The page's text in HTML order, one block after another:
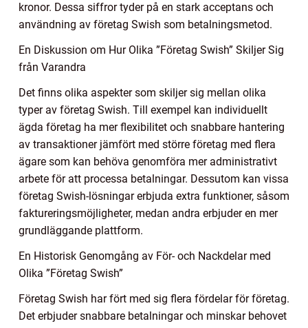
kronor. Dessa siffror tyder på en stark acceptans och
användning av företag Swish som betalningsmetod.
En Diskussion om Hur Olika ”Företag Swish” Skiljer Sig
från Varandra
Det finns olika aspekter som skiljer sig mellan olika
typer av företag Swish. Till exempel kan individuellt
ägda företag ha mer flexibilitet och snabbare hantering
av transaktioner jämfört med större företag med flera
ägare som kan behöva genomföra mer administrativt
arbete för att processa betalningar. Dessutom kan vissa
företag Swish-lösningar erbjuda extra funktioner, såsom
faktureringsmöjligheter, medan andra erbjuder en mer
grundläggande plattform.
En Historisk Genomgång av För- och Nackdelar med
Olika ”Företag Swish”
Företag Swish har fört med sig flera fördelar för företag.
Det erbjuder snabbare betalningar och minskar behovet